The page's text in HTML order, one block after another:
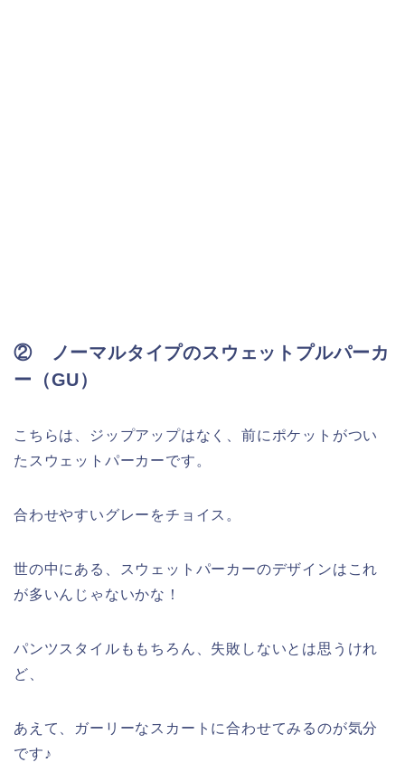
② ノーマルタイプのスウェットプルパーカ
ー（GU）
こちらは、ジップアップはなく、前にポケットがつい
たスウェットパーカーです。
合わせやすいグレーをチョイス。
世の中にある、スウェットパーカーのデザインはこれ
が多いんじゃないかな！
パンツスタイルももちろん、失敗しないとは思うけれ
ど、
あえて、ガーリーなスカートに合わせてみるのが気分
です♪